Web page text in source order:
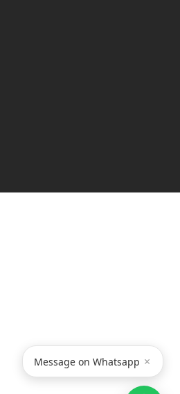
Message on Whatsapp ×